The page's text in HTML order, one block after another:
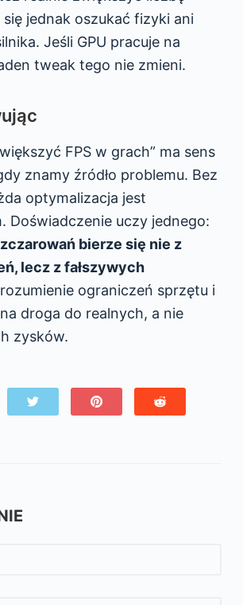
jednak oszukać fizyki ani
Jeśli GPU pracuje na
tweak tego nie zmieni.
FPS w grach” ma sens
znamy źródło problemu. Bez
optymalizacja jest
Doświadczenie uczy jednego:
bierze się nie z
lecz z fałszywych
ograniczeń sprzętu i
droga do realnych, a nie
zysków.